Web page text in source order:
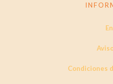
Condiciones